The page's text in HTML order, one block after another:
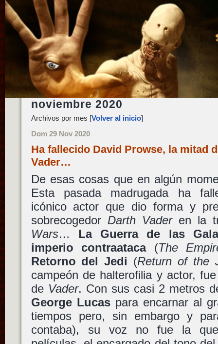
noviembre 2020
Archivos por mes [Volver al inicio]
Dom 29 Nov 2020
Ha fallecido David Prowse, la mitad
Vader…
De esas cosas que en algún
Esta pasada madrugada ha
icónico actor que dio forma y
sobrecogedor Darth Vaderen la
Wars… La Guerra de las
imperio contraataca(The
Retorno del Jedi (Return of the
campeón de halterofilia y actor,
de Vader. Con sus casi 2 metros
George Lucaspara encarnar al
tiempos pero, sin embargo y
contaba), su voz no fue la